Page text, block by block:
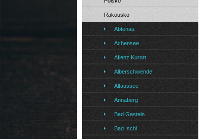
Rakousko
Abtenau
Achensee
Aflenz Kurort
Alberschwende
Altaussee
Annaberg
Bad Gastein
Bad Ischl